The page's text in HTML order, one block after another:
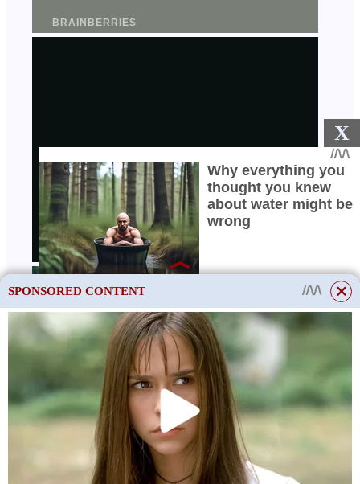
X
SPONSORED CONTENT